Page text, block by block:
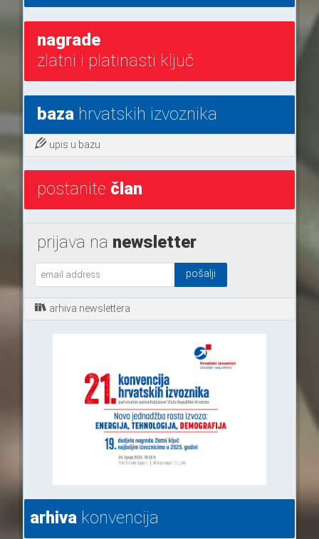
nagrade
zlatni i platinasti ključ
bazahrvatskih izvoznika
upis u bazu
postanite član
prijava na newsletter
arhiva newslettera
arhivakonvencija